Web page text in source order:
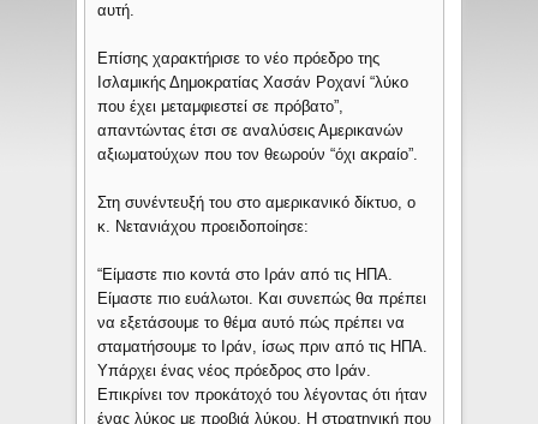
αυτή.
Επίσης χαρακτήρισε το νέο πρόεδρο της
Ισλαμικής Δημοκρατίας Χασάν Ροχανί “λύκο
που έχει μεταμφιεστεί σε πρόβατο”,
απαντώντας έτσι σε αναλύσεις Αμερικανών
αξιωματούχων που τον θεωρούν “όχι ακραίο”.
Στη συνέντευξή του στο αμερικανικό δίκτυο, ο
κ. Νετανιάχου προειδοποίησε:
“Είμαστε πιο κοντά στο Ιράν από τις ΗΠΑ.
Είμαστε πιο ευάλωτοι. Και συνεπώς θα πρέπει
να εξετάσουμε το θέμα αυτό πώς πρέπει να
σταματήσουμε το Ιράν, ίσως πριν από τις ΗΠΑ.
Υπάρχει ένας νέος πρόεδρος στο Ιράν.
Επικρίνει τον προκάτοχό του λέγοντας ότι ήταν
ένας λύκος με προβιά λύκου. Η στρατηγική που